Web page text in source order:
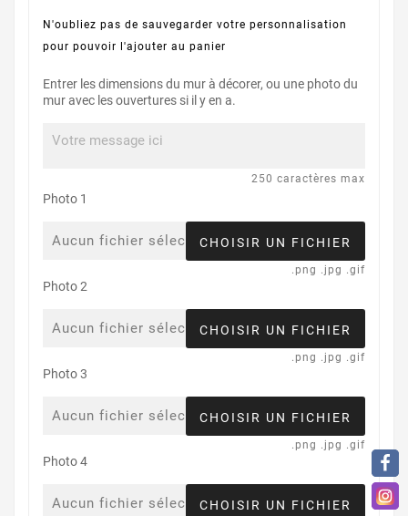
N'oubliez pas de sauvegarder votre personnalisation
pour pouvoir l'ajouter au panier
Entrer les dimensions du mur à décorer, ou une photo du
mur avec les ouvertures si il y en a.
250 caractères max
Photo 1
Aucun fichier sélectionnéCHOISIR UN FICHIER
.png .jpg .gif
Photo 2
Aucun fichier sélectionnéCHOISIR UN FICHIER
.png .jpg .gif
Photo 3
Aucun fichier sélectionnéCHOISIR UN FICHIER
.png .jpg .gif
Photo 4
Aucun fichier sélectionnéCHOISIR UN FICHIER